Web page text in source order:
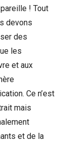
! Tout
devons
des
les
et aux
Ce n’est
mais
et de la